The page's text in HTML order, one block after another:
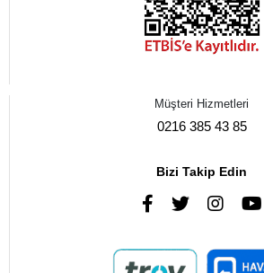
Müşteri Hizmetleri
0216 385 43 85
Bizi Takip Edin